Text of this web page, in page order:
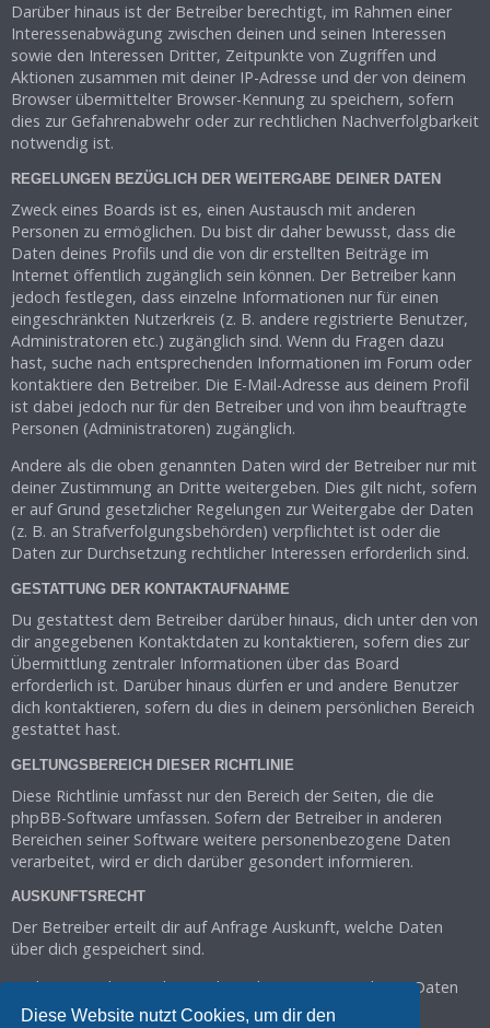
Diese Website nutzt Cookies, um dir den
Darüber hinaus ist der Betreiber berechtigt, im Rahmen einer
Interessenabwägung zwischen deinen und seinen Interessen
sowie den Interessen Dritter, Zeitpunkte von Zugriffen und
Aktionen zusammen mit deiner IP-Adresse und der von deinem
Browser übermittelter Browser-Kennung zu speichern, sofern
dies zur Gefahrenabwehr oder zur rechtlichen Nachverfolgbarkeit
notwendig ist.
REGELUNGEN BEZÜGLICH DER WEITERGABE DEINER DATEN
Zweck eines Boards ist es, einen Austausch mit anderen
Personen zu ermöglichen. Du bist dir daher bewusst, dass die
Daten deines Profils und die von dir erstellten Beiträge im
Internet öffentlich zugänglich sein können. Der Betreiber kann
jedoch festlegen, dass einzelne Informationen nur für einen
eingeschränkten Nutzerkreis (z. B. andere registrierte Benutzer,
Administratoren etc.) zugänglich sind. Wenn du Fragen dazu
hast, suche nach entsprechenden Informationen im Forum oder
kontaktiere den Betreiber. Die E-Mail-Adresse aus deinem Profil
ist dabei jedoch nur für den Betreiber und von ihm beauftragte
Personen (Administratoren) zugänglich.
Andere als die oben genannten Daten wird der Betreiber nur mit
deiner Zustimmung an Dritte weitergeben. Dies gilt nicht, sofern
er auf Grund gesetzlicher Regelungen zur Weitergabe der Daten
(z. B. an Strafverfolgungsbehörden) verpflichtet ist oder die
Daten zur Durchsetzung rechtlicher Interessen erforderlich sind.
GESTATTUNG DER KONTAKTAUFNAHME
Du gestattest dem Betreiber darüber hinaus, dich unter den von
dir angegebenen Kontaktdaten zu kontaktieren, sofern dies zur
Übermittlung zentraler Informationen über das Board
erforderlich ist. Darüber hinaus dürfen er und andere Benutzer
dich kontaktieren, sofern du dies in deinem persönlichen Bereich
gestattet hast.
GELTUNGSBEREICH DIESER RICHTLINIE
Diese Richtlinie umfasst nur den Bereich der Seiten, die die
phpBB-Software umfassen. Sofern der Betreiber in anderen
Bereichen seiner Software weitere personenbezogene Daten
verarbeitet, wird er dich darüber gesondert informieren.
AUSKUNFTSRECHT
Der Betreiber erteilt dir auf Anfrage Auskunft, welche Daten
über dich gespeichert sind.
Du kannst jederzeit die Löschung bzw. Sperrung deiner Daten
verlangen. Kontaktiere hierzu bitte den Betreiber.